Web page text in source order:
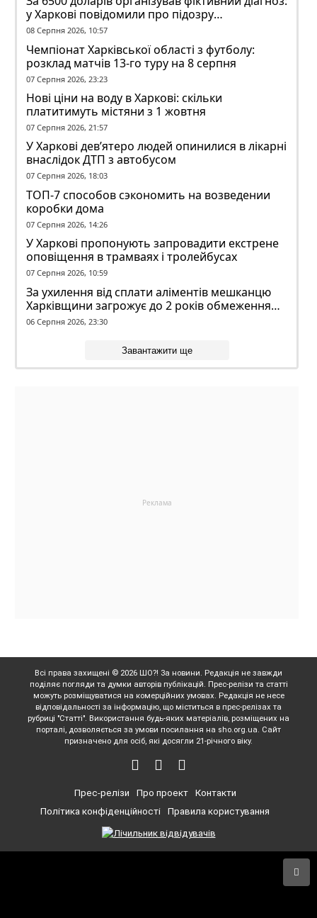
у Харкові повідомили про підозру
ексзавідувачу психлікарні
08 Серпня 2026, 10:57
Чемпіонат Харківської області з футболу:
розклад матчів 13-го туру на 8 серпня
07 Серпня 2026, 23:23
Нові ціни на воду в Харкові: скільки
платитимуть містяни з 1 жовтня
07 Серпня 2026, 21:57
У Харкові дев’ятеро людей опинилися в лікарні
внаслідок ДТП з автобусом
07 Серпня 2026, 18:03
ТОП-7 способов сэкономить на возведении
коробки дома
07 Серпня 2026, 14:26
У Харкові пропонують запровадити екстрене
оповіщення в трамваях і тролейбусах
07 Серпня 2026, 10:59
За ухилення від сплати аліментів мешканцю
Харківщини загрожує до 2 років обмеження
волі
06 Серпня 2026, 23:30
Завантажити ще
Всі права захищені © 2026 ШО?! За новини. Редакція не завжди
поділяє погляди та думки авторів публікацій. Прес-релізи та статті
можуть розміщуватися на комерційних умовах. Редакція не несе
відповідальності за інформацію, що міститься в прес-релізах та
рубриці "Статті". Використання будь-яких матеріалів, розміщених на
порталі, дозволяється за умови посилання на sho.org.ua. Сайт
призначено для осіб, які досягли 21-річного віку.
Прес-релізи Про проект
Контакти
Політика конфіденційності
Правила користування